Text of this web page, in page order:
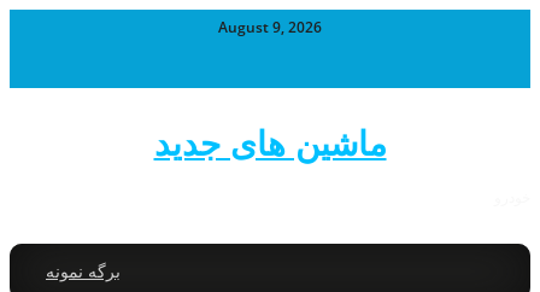
August 9, 2026
ماشین های جدید
برگه نمونه